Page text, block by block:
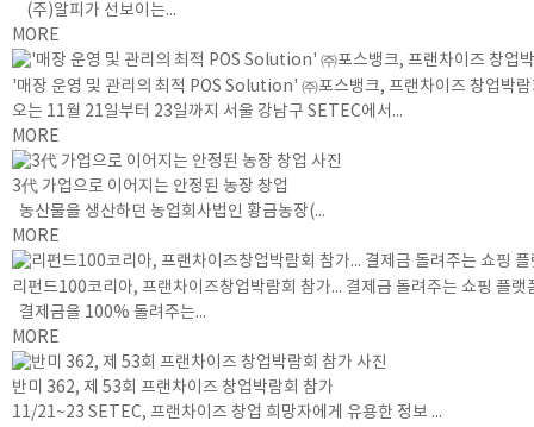
(주)알피가 선보이는...
MORE
'매장 운영 및 관리의 최적 POS Solution' ㈜포스뱅크, 프랜차이즈 창업박
오는 11월 21일부터 23일까지 서울 강남구 SETEC에서...
MORE
3代 가업으로 이어지는 안정된 농장 창업
농산물을 생산하던 농업회사법인 황금농장(...
MORE
리펀드100코리아, 프랜차이즈창업박람회 참가... 결제금 돌려주는 쇼핑 플랫
결제금을 100% 돌려주는...
MORE
반미 362, 제 53회 프랜차이즈 창업박람회 참가
11/21~23 SETEC, 프랜차이즈 창업 희망자에게 유용한 정보 ...